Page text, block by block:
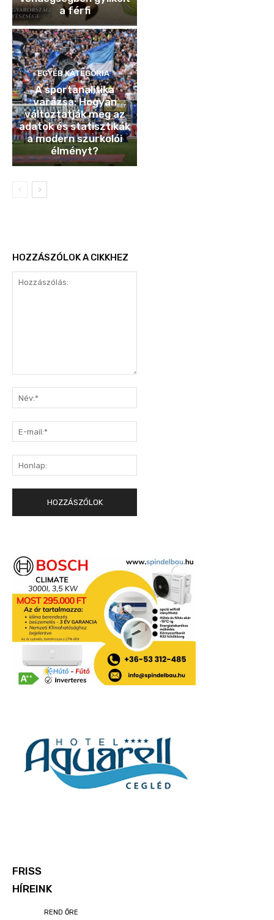
a férfi
EGYÉB KATEGÓRIA
A sportanalitika
varázsa: Hogyan
változtatják meg az
adatok és statisztikák
a modern szurkolói
élményt?
HOZZÁSZÓLOK A CIKKHEZ
mail:*
FRISS
HÍREINK
REND ŐRE